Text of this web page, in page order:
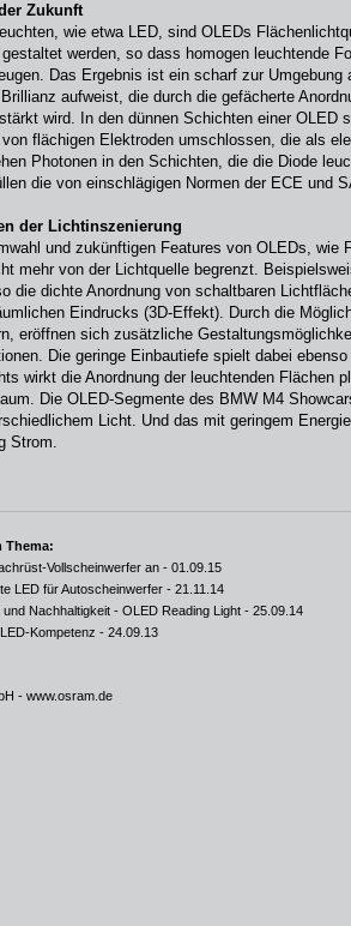
Zukunft
wie etwa LED, sind OLEDs
werden, so dass homogen leuchtende
Das Ergebnis ist ein scharf zur Umgebung
aufweist, die durch die gefächerte
wird. In den dünnen Schichten einer OLED
flächigen Elektroden umschlossen, die als
Photonen in den Schichten, die die Diode
die von einschlägigen Normen der ECE und
der Lichtinszenierung
und zukünftigen Features von OLEDs, wie
mehr von der Lichtquelle begrenzt.
die dichte Anordnung von schaltbaren
Eindrucks (3D-Effekt). Durch die
eröffnen sich zusätzliche
Die geringe Einbautiefe spielt dabei
wirkt die Anordnung der leuchtenden Flächen
Die OLED-Segmente des BMW M4
Licht. Und das mit geringem
Strom.
Thema:
Vollscheinwerfer an - 01.09.15
LED für Autoscheinwerfer - 21.11.14
Nachhaltigkeit - OLED Reading Light - 25.09.14
Kompetenz - 24.09.13
- www.osram.de